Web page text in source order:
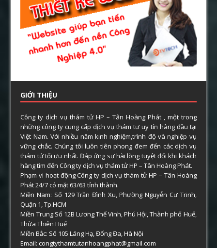
GIỚI THIỆU
Công ty dịch vụ thám tử HP – Tân Hoàng Phát , một trong
những công ty cung cấp dịch vụ thám tư uy tín hàng đầu tại
Việt Nam. Với nhiều năm kinh nghiệm,trình độ và nghiệp vụ
vững chắc. Chúng tôi luôn tiên phong đem đến các dịch vụ
thám tử tối ưu nhất. Đáp ứng sự hài lòng tuyệt đối khi khách
hàng tìm đến Công ty dịch vụ thám tử HP – Tân Hoàng Phát.
Phạm vi hoạt động Công ty dịch vụ thám tử HP – Tân Hoàng
Phát 24/7 có mặt 63/63 tỉnh thành.
Miền Nam: Số 129 Trần Đình Xu, Phường Nguyễn Cư Trinh,
Quận 1, Tp.HCM
Miền Trung:Số 12B Lương Thế Vinh, Phú Hội, Thành phố Huế,
Thừa Thiên Huế
Miền Bắc: Số 105 Láng Hạ, Đống Đa, Hà Nội
Email: congtythamtutanhoangphat@gmail.com